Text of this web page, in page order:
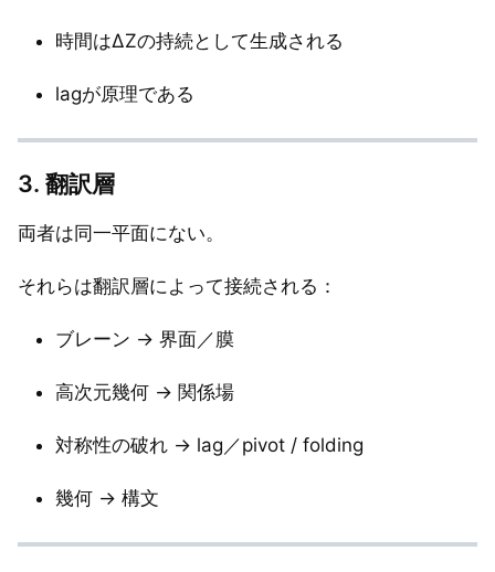
時間はΔZの持続として生成される
lagが原理である
3. 翻訳層
両者は同一平面にない。
それらは翻訳層によって接続される：
ブレーン → 界面／膜
高次元幾何 → 関係場
対称性の破れ → lag／pivot / folding
幾何 → 構文